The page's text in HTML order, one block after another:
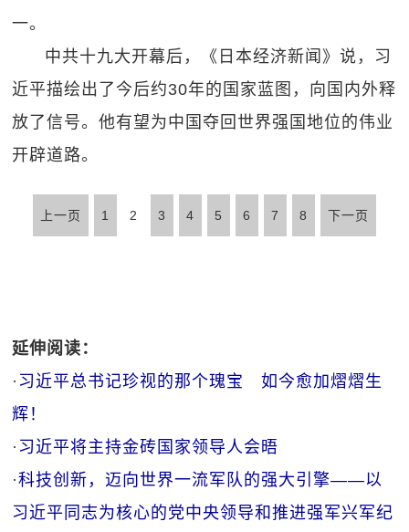
一。
中共十九大开幕后，《日本经济新闻》说，习
近平描绘出了今后约30年的国家蓝图，向国内外释
放了信号。他有望为中国夺回世界强国地位的伟业
开辟道路。
上一页 1 2 3 4 5 6 7 8 下一页
延伸阅读：
· 习近平总书记珍视的那个瑰宝 如今愈加熠熠生
辉！
· 习近平将主持金砖国家领导人会晤
·科技创新，迈向世界一流军队的强大引擎——以
习近平同志为核心的党中央领导和推进强军兴军纪